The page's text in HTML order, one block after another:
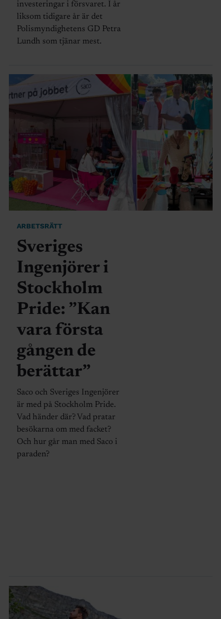
investeringar i försvaret. I år
liksom tidigare år är det
Polismyndighetens GD Petra
Lundh som tjänar mest.
ARBETSRÄTT
Sveriges
Ingenjörer i
Stockholm
Pride: ”Kan
vara första
gången de
berättar”
Saco och Sveriges Ingenjörer
är med på Stockholm Pride.
Vad händer där? Vad pratar
besökarna om med facket?
Och hur går man med Saco i
paraden?